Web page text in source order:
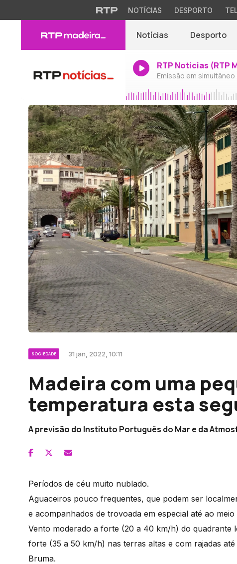
NOTÍCIAS DESPORTO
Notícias Desporto
RTP Notícias (RTP
Emissão em
SOCIEDADE 31 jan, 2022, 10:11
Madeira com uma
temperatura esta
A previsão do Instituto Português do Mar e da
Períodos de céu muito nublado.
Aguaceiros pouco frequentes, que podem ser
e acompanhados de trovoada em especial até ao meio
Vento moderado a forte (20 a 40 km/h) do quadrante
forte (35 a 50 km/h) nas terras altas e com rajadas
Bruma.